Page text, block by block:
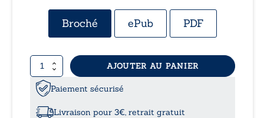
de
Broché ePub PDF
quantité
de
La
sagesse
des
AJOUTER AU PANIER
Paiement sécurisé
Livraison pour 3€, retrait gratuit